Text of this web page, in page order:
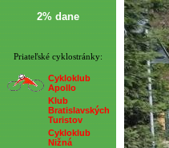
2% dane
Priateľské cyklostránky:
Cykloklub
Apollo
Klub
Bratislavských
Turistov
Cykloklub
Nižná